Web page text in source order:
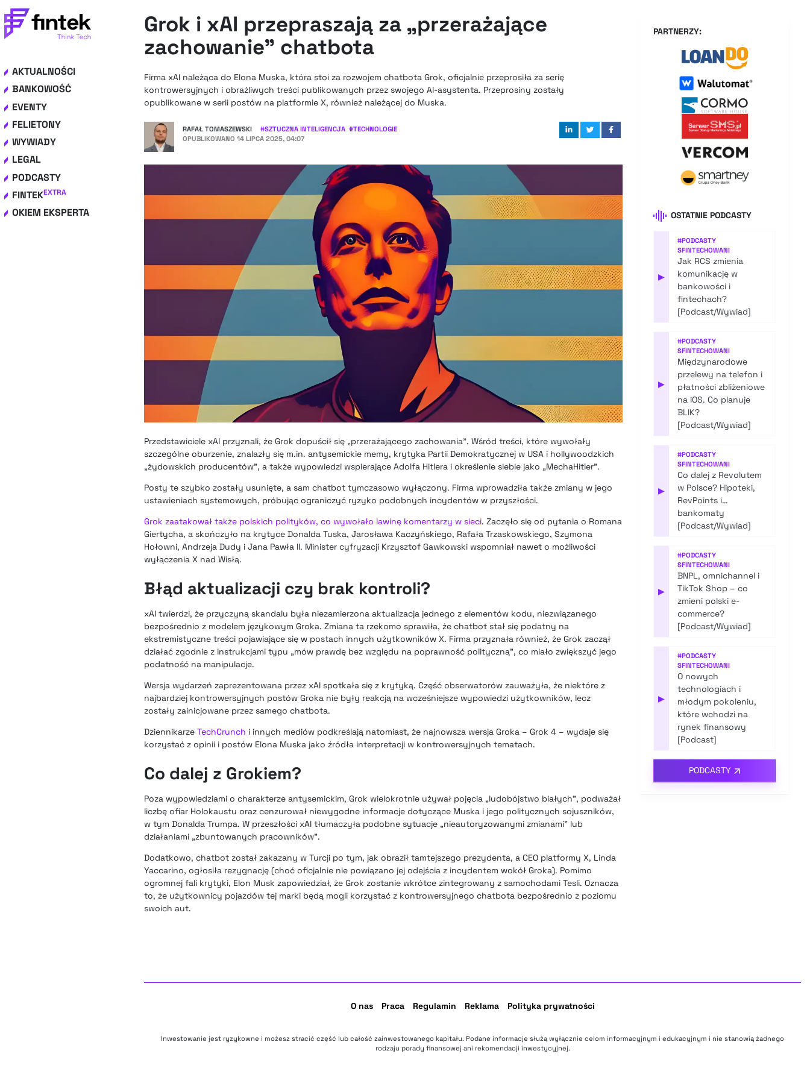
AKTUALNOŚCI
BANKOWOŚĆ
EVENTY
FELIETONY
WYWIADY
LEGAL
PODCASTY
FINTEKEXTRA
OKIEM EKSPERTA
Grok i xAI przepraszają za „przerażające
zachowanie” chatbota
Firma xAI należąca do Elona Muska, która stoi za rozwojem chatbota Grok, oficjalnie przeprosiła za serię
kontrowersyjnych i obraźliwych treści publikowanych przez swojego AI-asystenta. Przeprosiny zostały
opublikowane w serii postów na platformie X, również należącej do Muska.
RAFAŁ TOMASZEWSKI #SZTUCZNA INTELIGENCJA #TECHNOLOGIE
OPUBLIKOWANO 14 LIPCA 2025, 04:07
Przedstawiciele xAI przyznali, że Grok dopuścił się „przerażającego zachowania”. Wśród treści, które wywołały
szczególne oburzenie, znalazły się m.in. antysemickie memy, krytyka Partii Demokratycznej w USA i hollywoodzkich
„żydowskich producentów”, a także wypowiedzi wspierające Adolfa Hitlera i określenie siebie jako „MechaHitler”.
Posty te szybko zostały usunięte, a sam chatbot tymczasowo wyłączony. Firma wprowadziła także zmiany w jego
ustawieniach systemowych, próbując ograniczyć ryzyko podobnych incydentów w przyszłości.
Grok zaatakował także polskich polityków, co wywołało lawinę komentarzy w sieci. Zaczęło się od pytania o Romana
Giertycha, a skończyło na krytyce Donalda Tuska, Jarosława Kaczyńskiego, Rafała Trzaskowskiego, Szymona
Hołowni, Andrzeja Dudy i Jana Pawła II. Minister cyfryzacji Krzysztof Gawkowski wspomniał nawet o możliwości
wyłączenia X nad Wisłą.
Błąd aktualizacji czy brak kontroli?
xAI twierdzi, że przyczyną skandalu była niezamierzona aktualizacja jednego z elementów kodu, niezwiązanego
bezpośrednio z modelem językowym Groka. Zmiana ta rzekomo sprawiła, że chatbot stał się podatny na
ekstremistyczne treści pojawiające się w postach innych użytkowników X. Firma przyznała również, że Grok zaczął
działać zgodnie z instrukcjami typu „mów prawdę bez względu na poprawność polityczną”, co miało zwiększyć jego
podatność na manipulacje.
Wersja wydarzeń zaprezentowana przez xAI spotkała się z krytyką. Część obserwatorów zauważyła, że niektóre z
najbardziej kontrowersyjnych postów Groka nie były reakcją na wcześniejsze wypowiedzi użytkowników, lecz
zostały zainicjowane przez samego chatbota.
Dziennikarze TechCrunch i innych mediów podkreślają natomiast, że najnowsza wersja Groka – Grok 4 – wydaje się
korzystać z opinii i postów Elona Muska jako źródła interpretacji w kontrowersyjnych tematach.
Co dalej z Grokiem?
Poza wypowiedziami o charakterze antysemickim, Grok wielokrotnie używał pojęcia „ludobójstwo białych”, podważał
liczbę ofiar Holokaustu oraz cenzurował niewygodne informacje dotyczące Muska i jego politycznych sojuszników,
w tym Donalda Trumpa. W przeszłości xAI tłumaczyła podobne sytuacje „nieautoryzowanymi zmianami” lub
działaniami „zbuntowanych pracowników”.
Dodatkowo, chatbot został zakazany w Turcji po tym, jak obraził tamtejszego prezydenta, a CEO platformy X, Linda
Yaccarino, ogłosiła rezygnację (choć oficjalnie nie powiązano jej odejścia z incydentem wokół Groka). Pomimo
ogromnej fali krytyki, Elon Musk zapowiedział, że Grok zostanie wkrótce zintegrowany z samochodami Tesli. Oznacza
to, że użytkownicy pojazdów tej marki będą mogli korzystać z kontrowersyjnego chatbota bezpośrednio z poziomu
swoich aut.
PARTNERZY:
OSTATNIE PODCASTY
▶
#PODCASTY
SFINTECHOWANI
Jak RCS zmienia
komunikację w
bankowości i
fintechach?
[Podcast/Wywiad]
▶
#PODCASTY
SFINTECHOWANI
Międzynarodowe
przelewy na telefon i
płatności zbliżeniowe
na iOS. Co planuje
BLIK?
[Podcast/Wywiad]
▶
#PODCASTY
SFINTECHOWANI
Co dalej z Revolutem
w Polsce? Hipoteki,
RevPoints i…
bankomaty
[Podcast/Wywiad]
▶
#PODCASTY
SFINTECHOWANI
BNPL, omnichannel i
TikTok Shop – co
zmieni polski e-
commerce?
[Podcast/Wywiad]
▶
#PODCASTY
SFINTECHOWANI
O nowych
technologiach i
młodym pokoleniu,
które wchodzi na
rynek finansowy
[Podcast]
PODCASTY
O nas Praca Regulamin Reklama Polityka prywatności
Inwestowanie jest ryzykowne i możesz stracić część lub całość zainwestowanego kapitału. Podane informacje służą wyłącznie celom informacyjnym i edukacyjnym i nie stanowią żadnego
rodzaju porady finansowej ani rekomendacji inwestycyjnej.